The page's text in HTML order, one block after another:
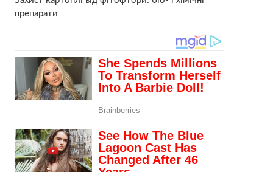
препарати